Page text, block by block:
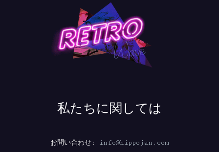
私たちに関しては
お問い合わせ: info@hippojan.com